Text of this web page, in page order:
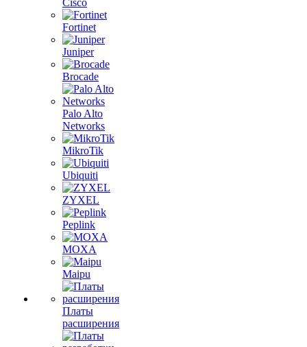
Cisco
Fortinet
Juniper
Brocade
Palo Alto
Networks
MikroTik
Ubiquiti
ZYXEL
Peplink
MOXA
Maipu
Платы
расширения